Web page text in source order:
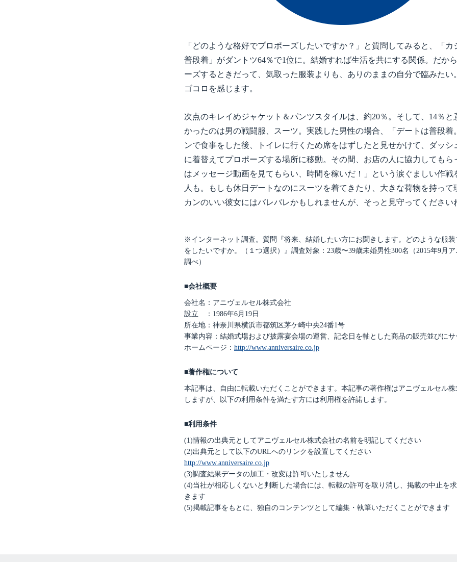
「どのような格好でプロポーズしたいですか？」と質問してみると、「カ
普段着」がダントツ64％で1位に。結婚すれば生活を共にする関係。だか
ーズするときだって、気取った服装よりも、ありのままの自分で臨みたい
ゴコロを感じます。
次点のキレイめジャケット＆パンツスタイルは、約20％。そして、14％と
かったのは男の戦闘服、スーツ。実践した男性の場合、「デートは普段着
ンで食事をした後、トイレに行くため席をはずしたと見せかけて、ダッシ
に着替えてプロポーズする場所に移動。その間、お店の人に協力してもら
はメッセージ動画を見てもらい、時間を稼いだ！」という涙ぐましい作戦
人も。もしも休日デートなのにスーツを着てきたり、大きな荷物を持って
カンのいい彼女にはバレバレかもしれませんが、そっと見守ってください
※インターネット調査。質問『将来、結婚したい方にお聞きします。どのような服
をしたいですか。（１つ選択）』調査対象：23歳〜39歳未婚男性300名（2015年9月
調べ）
■会社概要
会社名：アニヴェルセル株式会社
設立 ：1986年6月19日
所在地：神奈川県横浜市都筑区茅ケ崎中央24番1号
事業内容：結婚式場および披露宴会場の運営、記念日を軸とした商品の販売並びに
ホームページ： http://www.anniversaire.co.jp
■著作権について
本記事は、自由に転載いただくことができます。本記事の著作権はアニヴェルセル
しますが、以下の利用条件を満たす方には利用権を許諾します。
■利用条件
(1)情報の出典元としてアニヴェルセル株式会社の名前を明記してください
(2)出典元として以下のURLへのリンクを設置してください
http://www.anniversaire.co.jp
(3)調査結果データの加工・改変は許可いたしません
(4)当社が相応しくないと判断した場合には、転載の許可を取り消し、掲載の中止を
きます
(5)掲載記事をもとに、独自のコンテンツとして編集・執筆いただくことができます